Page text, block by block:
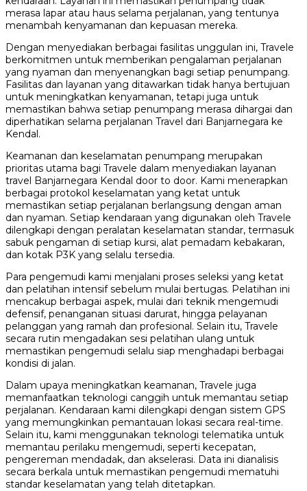
merasa lapar atau haus selama perjalanan, yang tentunya
menambah kenyamanan dan kepuasan mereka.
Dengan menyediakan berbagai fasilitas unggulan ini, Travele
berkomitmen untuk memberikan pengalaman perjalanan
yang nyaman dan menyenangkan bagi setiap penumpang.
Fasilitas dan layanan yang ditawarkan tidak hanya bertujuan
untuk meningkatkan kenyamanan, tetapi juga untuk
memastikan bahwa setiap penumpang merasa dihargai dan
diperhatikan selama perjalanan Travel dari Banjarnegara ke
Kendal.
Keamanan dan keselamatan penumpang merupakan
prioritas utama bagi Travele dalam menyediakan layanan
travel Banjarnegara Kendal door to door. Kami menerapkan
berbagai protokol keselamatan yang ketat untuk
memastikan setiap perjalanan berlangsung dengan aman
dan nyaman. Setiap kendaraan yang digunakan oleh Travele
dilengkapi dengan peralatan keselamatan standar, termasuk
sabuk pengaman di setiap kursi, alat pemadam kebakaran,
dan kotak P3K yang selalu tersedia.
Para pengemudi kami menjalani proses seleksi yang ketat
dan pelatihan intensif sebelum mulai bertugas. Pelatihan ini
mencakup berbagai aspek, mulai dari teknik mengemudi
defensif, penanganan situasi darurat, hingga pelayanan
pelanggan yang ramah dan profesional. Selain itu, Travele
secara rutin mengadakan sesi pelatihan ulang untuk
memastikan pengemudi selalu siap menghadapi berbagai
kondisi di jalan.
Dalam upaya meningkatkan keamanan, Travele juga
memanfaatkan teknologi canggih untuk memantau setiap
perjalanan. Kendaraan kami dilengkapi dengan sistem GPS
yang memungkinkan pemantauan lokasi secara real-time.
Selain itu, kami menggunakan teknologi telematika untuk
memantau perilaku mengemudi, seperti kecepatan,
pengereman mendadak, dan akselerasi. Data ini dianalisis
secara berkala untuk memastikan pengemudi mematuhi
standar keselamatan yang telah ditetapkan.